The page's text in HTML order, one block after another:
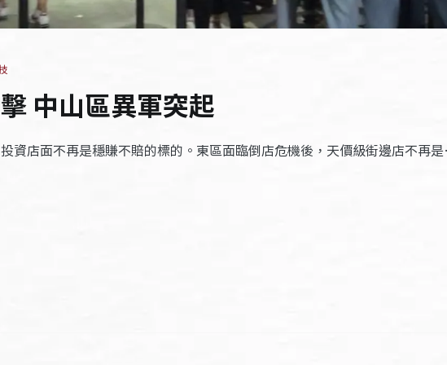
中山區異軍突起
資店面不再是穩賺不賠的標的。東區面臨倒店危機後，天價級街邊店不再